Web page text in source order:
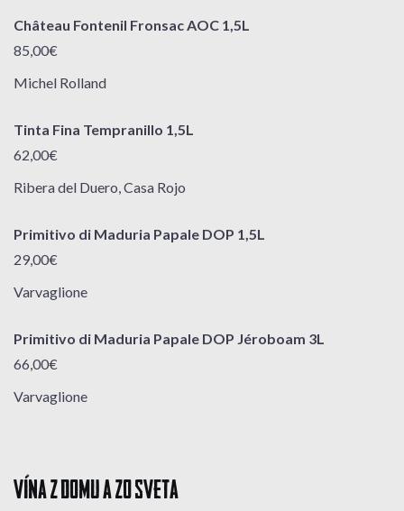
Château Fontenil Fronsac AOC 1,5L
85,00€
Michel Rolland
Tinta Fina Tempranillo 1,5L
62,00€
Ribera del Duero, Casa Rojo
Primitivo di Maduria Papale DOP 1,5L
29,00€
Varvaglione
Primitivo di Maduria Papale DOP Jéroboam 3L
66,00€
Varvaglione
VÍNA Z DOMU A ZO SVETA